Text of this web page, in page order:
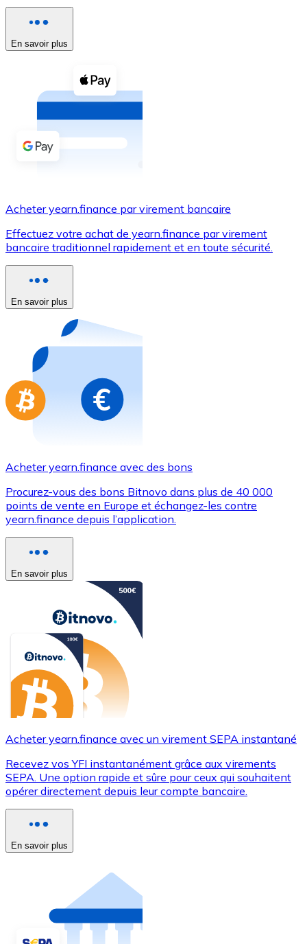
Voir toutes
Coupons crypto
Achetez des cryptomonnaies en espèces et d'autres
Acheter avec espèces
Virement SEPA
Carte de crédit / débit
Utilisez les cartes Visa et Mastercard pour acheter
Acheter avec carte
Nouveau
Achetez des cartes-cadeaux de vos marques
Aller à la boutique de cartes-cadeaux
En savoir plus
Acheter yearn.finance par virement bancaire
Effectuez votre achat de yearn.finance par virement
bancaire traditionnel rapidement et en toute sécurité.
En savoir plus
Acheter yearn.finance avec des bons
Procurez-vous des bons Bitnovo dans plus de 40 000
points de vente en Europe et échangez-les contre
yearn.finance depuis l’application.
En savoir plus
Acheter yearn.finance avec un virement SEPA instantané
Recevez vos YFI instantanément grâce aux virements
SEPA. Une option rapide et sûre pour ceux qui souhaitent
opérer directement depuis leur compte bancaire.
En savoir plus